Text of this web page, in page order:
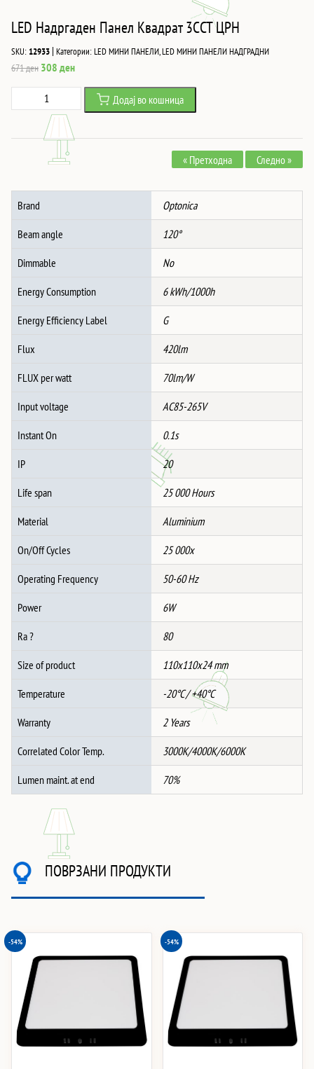
LED Надргаден Панел Квадрат 3CCT ЦРН
SKU:12933 | Категории:LED МИНИ ПАНЕЛИ,LED МИНИ ПАНЕЛИ НАДГРАДНИ
671ден Original
was:
671 ден.
308 денCurrent
308 ден.
Надргаден
количина
Додај во кошница
« Претходна Следно »
Brand Optonica
Beam angle 120°
Dimmable No
Energy Consumption 6 kWh/1000h
Energy Efficiency Label G
Flux 420lm
FLUX per watt 70lm/W
Input voltage AC85-265V
Instant On 0.1s
IP 20
Life span 25 000 Hours
Material Aluminium
On/Off Cycles 25 000x
Operating Frequency 50-60 Hz
Power 6W
Ra ? 80
Size of product 110x110x24 mm
Temperature -20°C / +40°C
Warranty 2 Years
Correlated Color Temp. 3000K/4000K/6000K
Lumen maint. at end 70%
ПОВРЗАНИ ПРОДУКТИ
-54% -54%